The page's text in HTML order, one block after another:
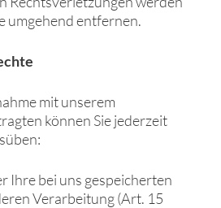
umgehend entfernen.
mit unserem
können Sie jederzeit
Ihre bei uns gespeicherten
Verarbeitung (Art. 15